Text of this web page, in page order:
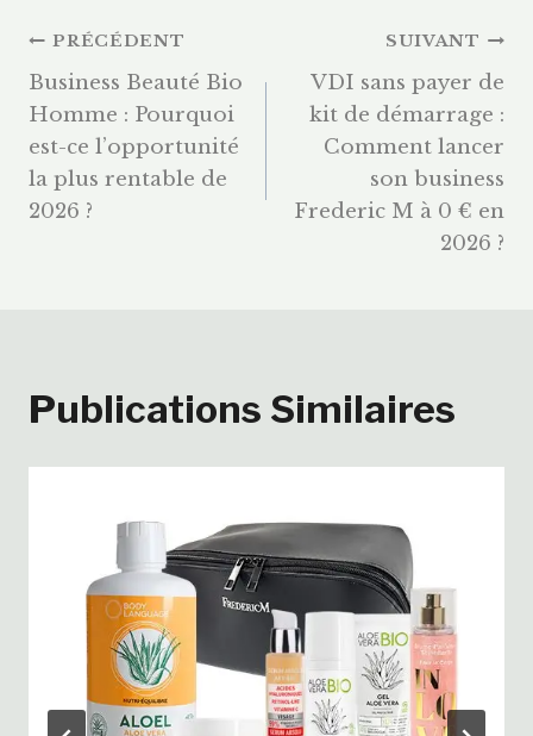
Navigation
De
L’article
PRÉCÉDENT
Business Beauté Bio
Homme : Pourquoi
est-ce l’opportunité
la plus rentable de
2026 ?
SUIVANT
VDI sans payer de
kit de démarrage :
Comment lancer
son business
Frederic M à 0 € en
2026 ?
Publications Similaires